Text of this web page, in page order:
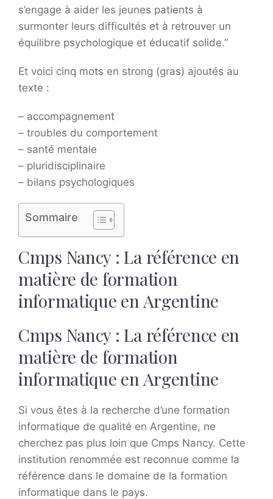
s’engage à aider les jeunes patients à
surmonter leurs difficultés et à retrouver un
équilibre psychologique et éducatif solide.”
Et voici cinq mots en strong (gras) ajoutés au
texte :
– accompagnement
– troubles du comportement
– santé mentale
– pluridisciplinaire
– bilans psychologiques
Sommaire
Cmps Nancy : La référence en
matière de formation
informatique en Argentine
Cmps Nancy : La référence en
matière de formation
informatique en Argentine
Si vous êtes à la recherche d’une formation
informatique de qualité en Argentine, ne
cherchez pas plus loin que Cmps Nancy. Cette
institution renommée est reconnue comme la
référence dans le domaine de la formation
informatique dans le pays.